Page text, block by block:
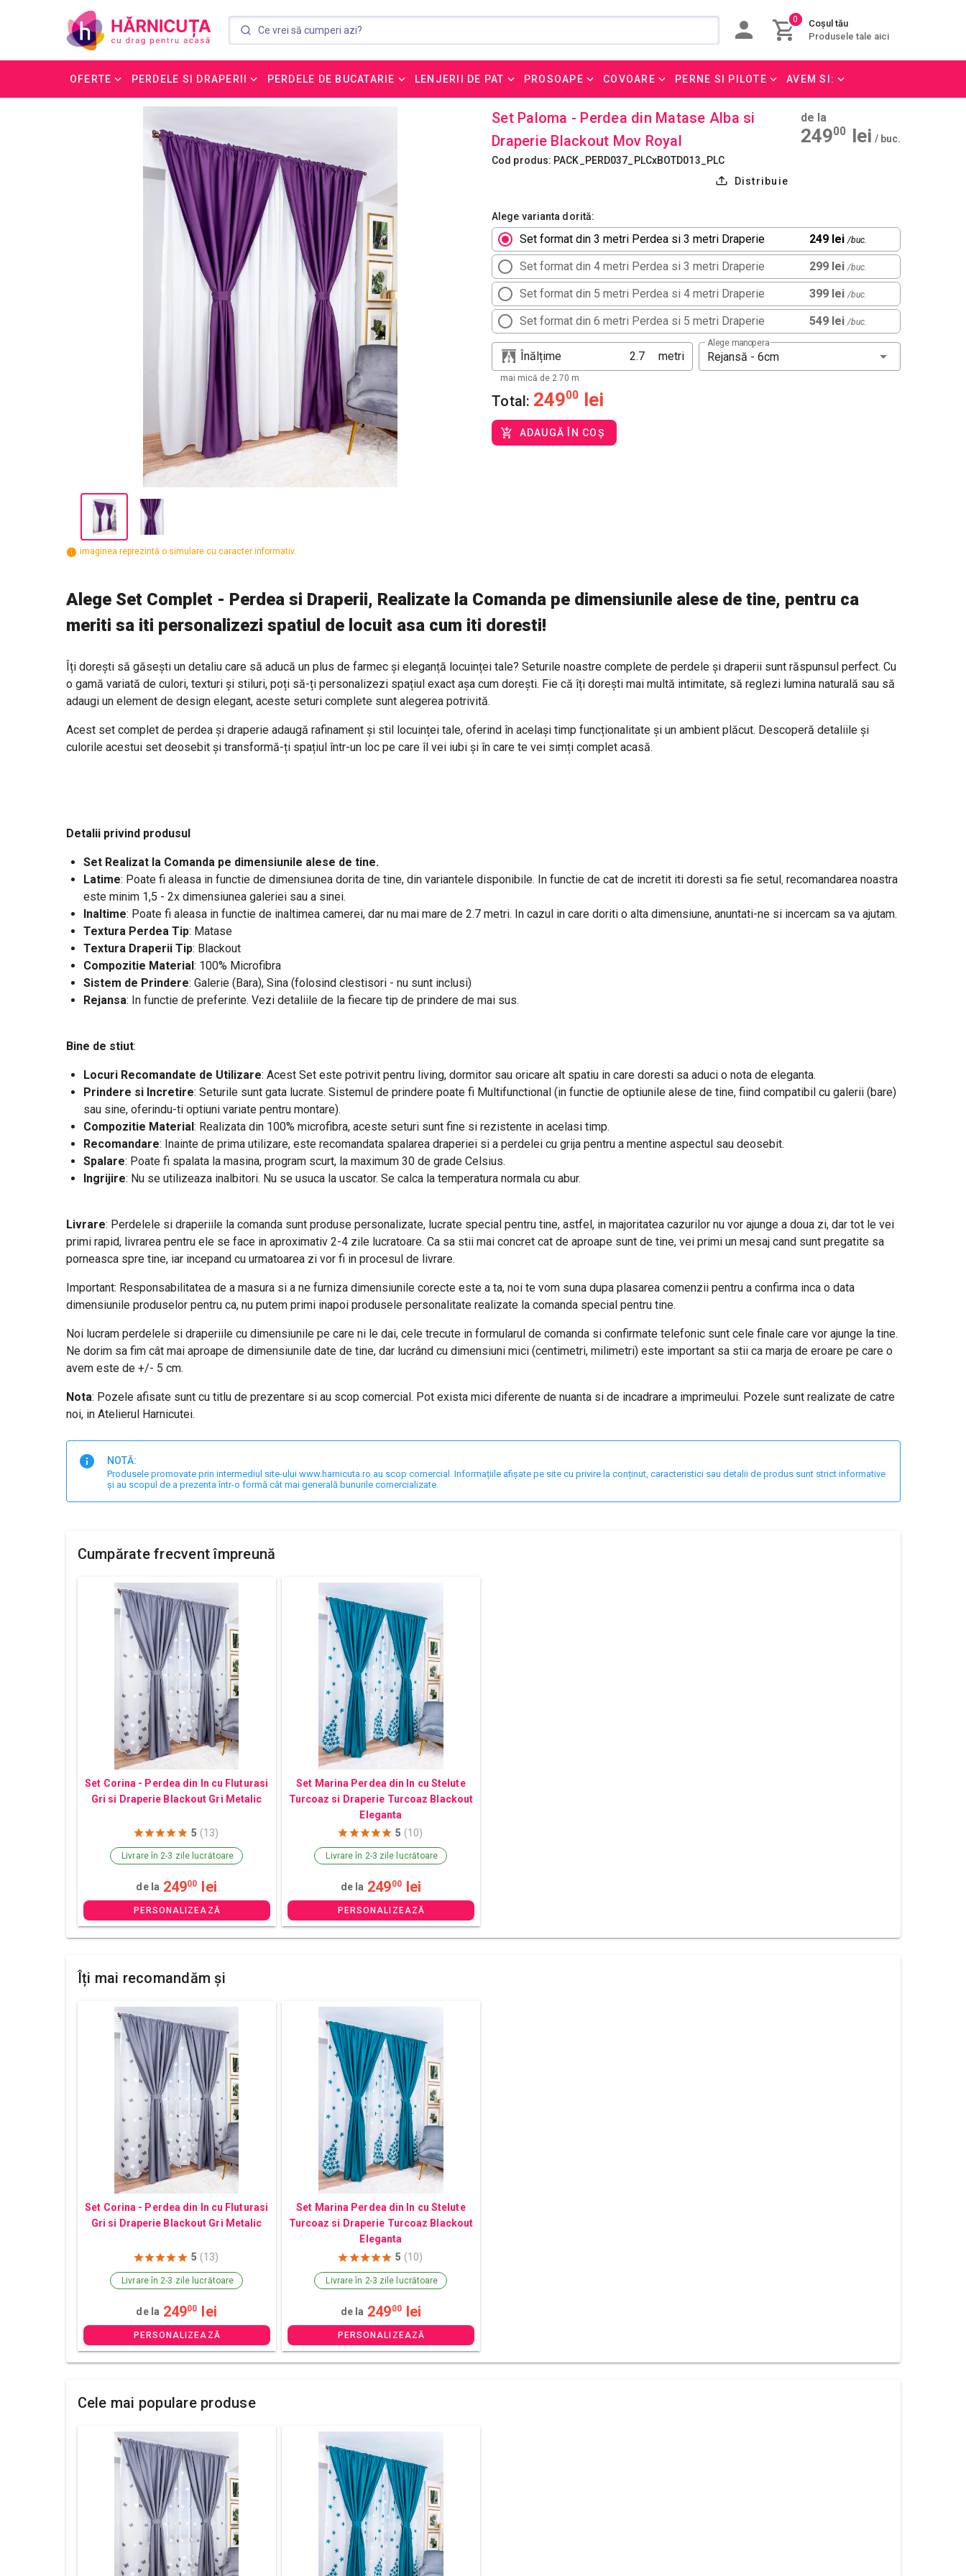
0
Coșul tău
Produsele tale aici
OFERTE PERDELE SI DRAPERII PERDELE DE BUCATARIE LENJERII DE PAT PROSOAPE COVOARE PERNE SI PILOTE AVEM SI:
imaginea reprezintă o simulare cu caracter informativ.
Set Paloma - Perdea din Matase Alba si
Draperie Blackout Mov Royal
Cod produs: PACK_PERD037_PLCxBOTD013_PLC
Distribuie
de la
24900 lei / buc.
Alege varianta dorită:
Set format din 3 metri Perdea si 3 metri Draperie 249 lei /buc.
Set format din 4 metri Perdea si 3 metri Draperie 299 lei /buc.
Set format din 5 metri Perdea si 4 metri Draperie 399 lei /buc.
Set format din 6 metri Perdea si 5 metri Draperie 549 lei /buc.
Înălțime metri
mai mică de 2.70 m
Alege manopera
Rejansă - 6cm
Total: 24900 lei
ADAUGĂ ÎN COȘ
Alege Set Complet - Perdea si Draperii, Realizate la Comanda pe dimensiunile alese de tine, pentru ca
meriti sa iti personalizezi spatiul de locuit asa cum iti doresti!
Îți dorești să găsești un detaliu care să aducă un plus de farmec și eleganță locuinței tale? Seturile noastre complete de perdele și draperii sunt răspunsul perfect. Cu
o gamă variată de culori, texturi și stiluri, poți să-ți personalizezi spațiul exact așa cum dorești. Fie că îți dorești mai multă intimitate, să reglezi lumina naturală sau să
adaugi un element de design elegant, aceste seturi complete sunt alegerea potrivită.
Acest set complet de perdea și draperie adaugă rafinament și stil locuinței tale, oferind în același timp funcționalitate și un ambient plăcut. Descoperă detaliile și
culorile acestui set deosebit și transformă-ți spațiul într-un loc pe care îl vei iubi și în care te vei simți complet acasă.
Detalii privind produsul
Set Realizat la Comanda pe dimensiunile alese de tine.
Latime: Poate fi aleasa in functie de dimensiunea dorita de tine, din variantele disponibile. In functie de cat de incretit iti doresti sa fie setul, recomandarea noastra
este minim 1,5 - 2x dimensiunea galeriei sau a sinei.
Inaltime: Poate fi aleasa in functie de inaltimea camerei, dar nu mai mare de 2.7 metri. In cazul in care doriti o alta dimensiune, anuntati-ne si incercam sa va ajutam.
Textura Perdea Tip: Matase
Textura Draperii Tip: Blackout
Compozitie Material: 100% Microfibra
Sistem de Prindere: Galerie (Bara), Sina (folosind clestisori - nu sunt inclusi)
Rejansa: In functie de preferinte. Vezi detaliile de la fiecare tip de prindere de mai sus.
Bine de stiut:
Locuri Recomandate de Utilizare: Acest Set este potrivit pentru living, dormitor sau oricare alt spatiu in care doresti sa aduci o nota de eleganta.
Prindere si Incretire: Seturile sunt gata lucrate. Sistemul de prindere poate fi Multifunctional (in functie de optiunile alese de tine, fiind compatibil cu galerii (bare)
sau sine, oferindu-ti optiuni variate pentru montare).
Compozitie Material: Realizata din 100% microfibra, aceste seturi sunt fine si rezistente in acelasi timp.
Recomandare: Inainte de prima utilizare, este recomandata spalarea draperiei si a perdelei cu grija pentru a mentine aspectul sau deosebit.
Spalare: Poate fi spalata la masina, program scurt, la maximum 30 de grade Celsius.
Ingrijire: Nu se utilizeaza inalbitori. Nu se usuca la uscator. Se calca la temperatura normala cu abur.
Livrare: Perdelele si draperiile la comanda sunt produse personalizate, lucrate special pentru tine, astfel, in majoritatea cazurilor nu vor ajunge a doua zi, dar tot le vei
primi rapid, livrarea pentru ele se face in aproximativ 2-4 zile lucratoare. Ca sa stii mai concret cat de aproape sunt de tine, vei primi un mesaj cand sunt pregatite sa
porneasca spre tine, iar incepand cu urmatoarea zi vor fi in procesul de livrare.
Important: Responsabilitatea de a masura si a ne furniza dimensiunile corecte este a ta, noi te vom suna dupa plasarea comenzii pentru a confirma inca o data
dimensiunile produselor pentru ca, nu putem primi inapoi produsele personalitate realizate la comanda special pentru tine.
Noi lucram perdelele si draperiile cu dimensiunile pe care ni le dai, cele trecute in formularul de comanda si confirmate telefonic sunt cele finale care vor ajunge la tine.
Ne dorim sa fim cât mai aproape de dimensiunile date de tine, dar lucrând cu dimensiuni mici (centimetri, milimetri) este important sa stii ca marja de eroare pe care o
avem este de +/- 5 cm.
Nota: Pozele afisate sunt cu titlu de prezentare si au scop comercial. Pot exista mici diferente de nuanta si de incadrare a imprimeului. Pozele sunt realizate de catre
noi, in Atelierul Harnicutei.
NOTĂ:
Produsele promovate prin intermediul site-ului www.harnicuta.ro au scop comercial. Informațiile afișate pe site cu privire la conținut, caracteristici sau detalii de produs sunt strict informative
și au scopul de a prezenta într-o formă cât mai generală bunurile comercializate.
Cumpărate frecvent împreună
Set Corina - Perdea din In cu Fluturasi
Gri si Draperie Blackout Gri Metalic
5 (13)
Livrare în 2-3 zile lucrătoare
de la 24900 lei
PERSONALIZEAZĂ
Set Marina Perdea din In cu Stelute
Turcoaz si Draperie Turcoaz Blackout
Eleganta
5 (10)
Livrare în 2-3 zile lucrătoare
de la 24900 lei
PERSONALIZEAZĂ
Îți mai recomandăm și
Set Corina - Perdea din In cu Fluturasi
Gri si Draperie Blackout Gri Metalic
5 (13)
Livrare în 2-3 zile lucrătoare
de la 24900 lei
PERSONALIZEAZĂ
Set Marina Perdea din In cu Stelute
Turcoaz si Draperie Turcoaz Blackout
Eleganta
5 (10)
Livrare în 2-3 zile lucrătoare
de la 24900 lei
PERSONALIZEAZĂ
Cele mai populare produse